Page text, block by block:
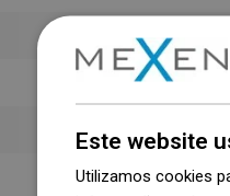
Este website
Utilizamos cookies